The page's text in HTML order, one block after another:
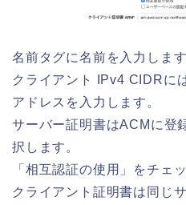
名前タグに名前を入力します
クライアント IPv4 CIDRに
アドレスを入力します。
サーバー証明書はACMに登
択します。
「相互認証の使用」をチェ
クライアント証明書は同じ